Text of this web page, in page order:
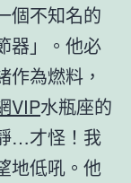
個不知名的
器」。他必
作為燃料，
VIP水瓶座的
…才怪！我
地低吼。他